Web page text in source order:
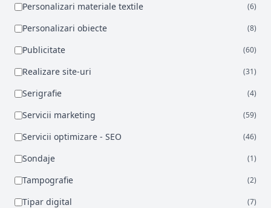
Personalizari materiale textile (6)
Personalizari obiecte (8)
Publicitate (60)
Realizare site-uri (31)
Serigrafie (4)
Servicii marketing (59)
Servicii optimizare - SEO (46)
Sondaje (1)
Tampografie (2)
Tipar digital (7)